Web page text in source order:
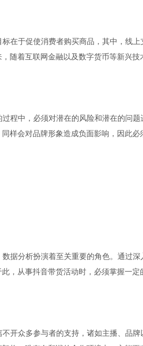
在于促使消费者购买商品，其中，线
随着互联网金融以及数字货币等新兴
程中，必须对潜在的风险和潜在的问
样会对品牌形象造成负面影响，因此必
据分析扮演着至关重要的角色。通过
，从事抖音带货活动时，必须掌握一定
开众多参与者的支持，诸如主播、品